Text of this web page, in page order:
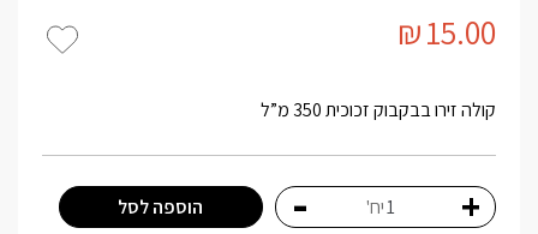
₪15.00
קולה זירו בבקבוק זכוכית 350 מ”ל
+ יח' - הוספה לסל